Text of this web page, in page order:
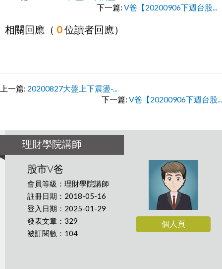
下一篇: V爸【20200906下週台股...
相關回應（ 0位讀者回應）
上一篇: 20200827大盤上下震盪-...
下一篇: V爸【20200906下週台股...
理財學院講師
股市V爸
會員等級：理財學院講師
註冊日期：2018-05-16
登入日期：2025-01-29
發表文章：329
被訂閱數：104
個人頁